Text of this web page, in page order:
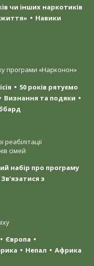
чи інших наркотиків
життя»
Навики
програми «Нарконон»
50 років рятуємо
Визнання та подяки
реабілітації
сімей
набір про програму
Зв’язатися з
Європа
Непал Африка